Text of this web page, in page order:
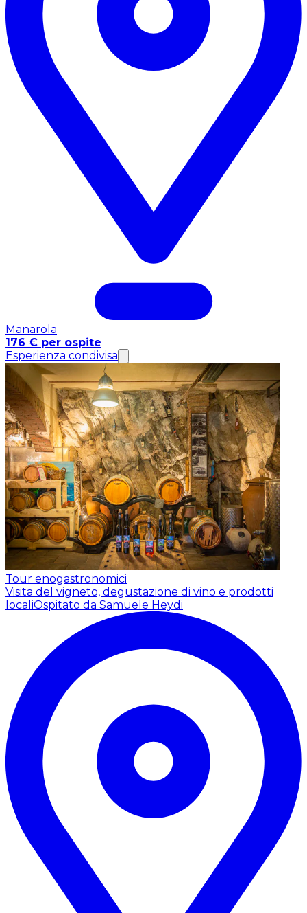
Manarola
176 € per ospite
Esperienza condivisa
Tour enogastronomici
Visita del vigneto, degustazione di vino e prodotti
localiOspitato da Samuele Heydi